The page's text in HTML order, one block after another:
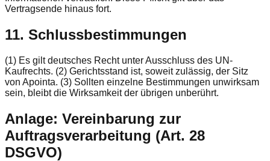
Vertragsende hinaus fort.
11. Schlussbestimmungen
(1) Es gilt deutsches Recht unter Ausschluss des UN-
Kaufrechts. (2) Gerichtsstand ist, soweit zulässig, der Sitz
von Apointa. (3) Sollten einzelne Bestimmungen unwirksam
sein, bleibt die Wirksamkeit der übrigen unberührt.
Anlage: Vereinbarung zur
Auftragsverarbeitung (Art. 28
DSGVO)